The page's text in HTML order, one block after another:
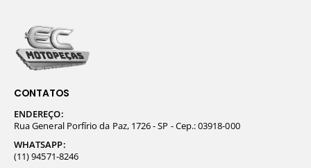
CONTATOS
ENDEREÇO:
Rua General Porfírio da Paz, 1726 - SP - Cep.: 03918-000
WHATSAPP:
(11) 94571-8246